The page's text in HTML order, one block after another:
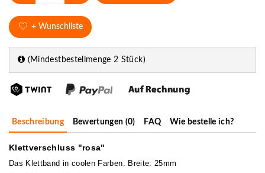
+ Wunschliste
(Mindestbestellmenge 2 Stück)
Beschreibung Bewertungen (0) FAQ Wie bestelle ich?
Klettverschluss "rosa"
Das Klettband in coolen Farben. Breite: 25mm